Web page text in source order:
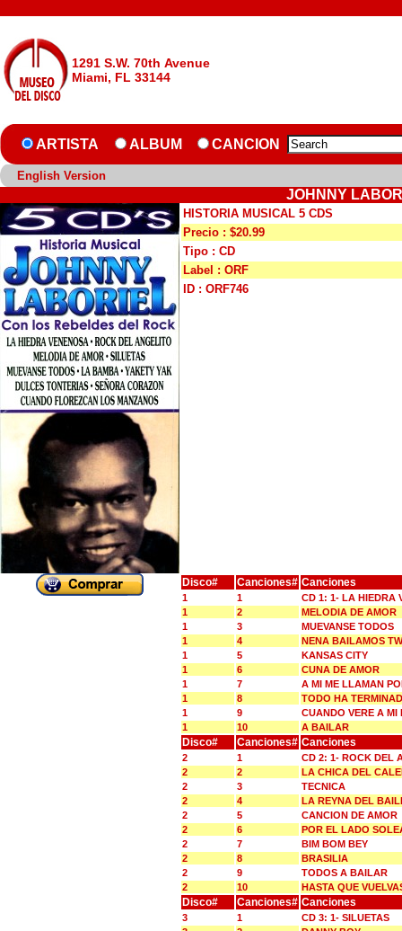
1291 S.W. 70th Avenue
Miami, FL 33144
ARTISTA ALBUM CANCION
English Version
JOHNNY
HISTORIA MUSICAL 5 CDS
Precio : $20.99
Tipo : CD
Label : ORF
ID : ORF746
Disco# Canciones# Canciones
1 1
CD 1: 1- LA HIEDRA
1
2
MELODIA DE AMOR
1
3
MUEVANSE TODOS
1
4
NENA BAILAMOS
1
5
KANSAS CITY
1
6
CUNA DE AMOR
1
7
A MI ME LLAMAN
1
8
TODO HA
1
9
CUANDO VERE A MI
1
10 A BAILAR
Disco# Canciones# Canciones
2 1
CD 2: 1- ROCK DEL
2
2
LA CHICA DEL
2
3
TECNICA
2
4
LA REYNA DEL
2
5
CANCION DE AMOR
2
6
POR EL LADO
2
7
BIM BOM BEY
2
8
BRASILIA
2
9
TODOS A BAILAR
2
10 HASTA QUE
Disco# Canciones# Canciones
3 1
CD 3: 1- SILUETAS